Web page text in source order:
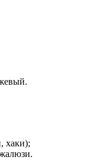
хаки);